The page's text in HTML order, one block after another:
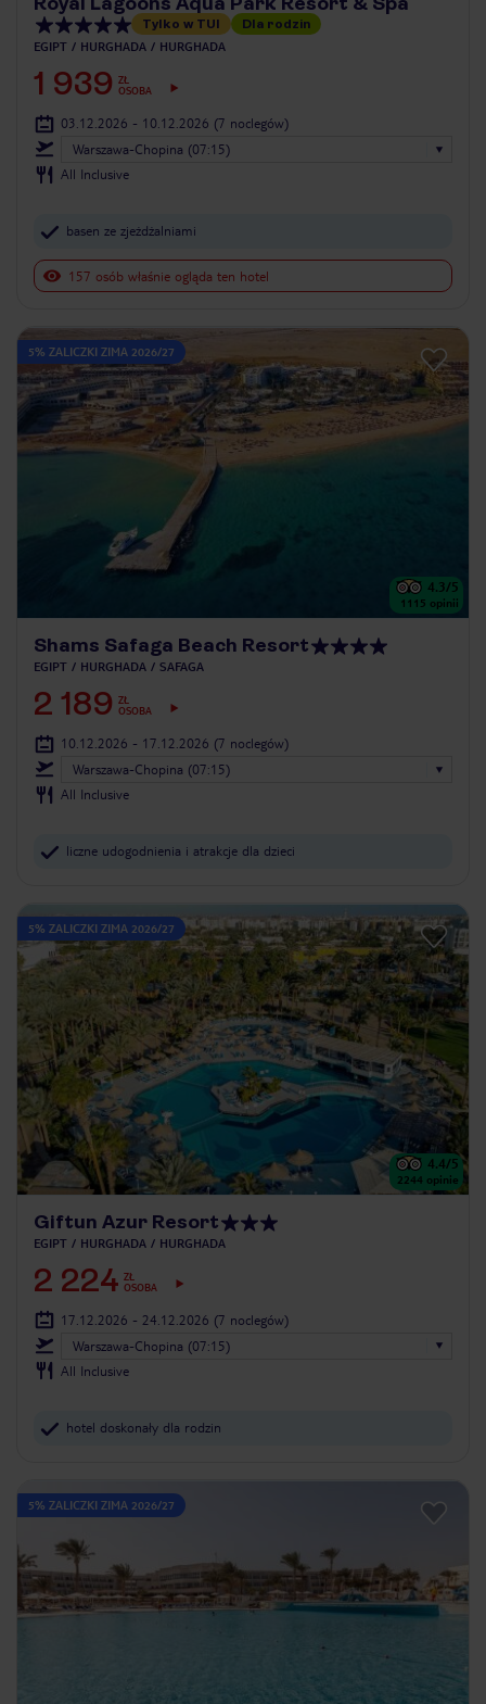
Tylko w TUI Dla rodzin
EGIPT HURGHADA HURGHADA
1 939 ZŁ
OSOBA
03.12.2026 - 10.12.2026 (7 noclegów)
Warszawa-Chopina (07:15)
All Inclusive
basen ze zjeżdżalniami
157 osób właśnie ogląda ten hotel
5% ZALICZKI ZIMA 2026/27
4.3/5
1115 opinii
Shams Safaga Beach Resort
EGIPT HURGHADA SAFAGA
2 189 ZŁ
OSOBA
10.12.2026 - 17.12.2026 (7 noclegów)
Warszawa-Chopina (07:15)
All Inclusive
liczne udogodnienia i atrakcje dla dzieci
5% ZALICZKI ZIMA 2026/27
4.4/5
2244 opinie
Giftun Azur Resort
EGIPT HURGHADA HURGHADA
2 224 ZŁ
OSOBA
17.12.2026 - 24.12.2026 (7 noclegów)
Warszawa-Chopina (07:15)
All Inclusive
hotel doskonały dla rodzin
5% ZALICZKI ZIMA 2026/27